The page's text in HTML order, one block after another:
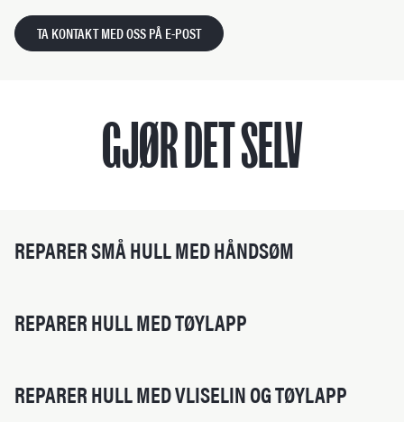
TA KONTAKT MED OSS PÅ E-POST
GJØR DET SELV
REPARER SMÅ HULL MED HÅNDSØM
REPARER HULL MED TØYLAPP
REPARER HULL MED VLISELIN OG TØYLAPP